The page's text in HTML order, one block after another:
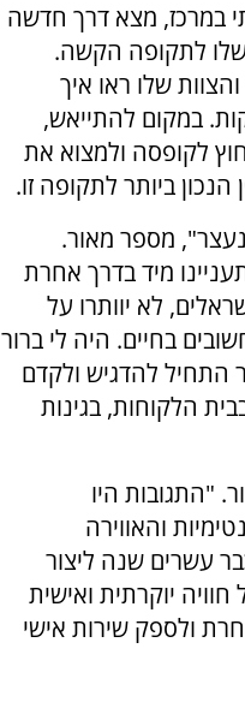
במרכז, מצא דרך חדשה
שלו לתקופה הקשה.
שלו ראו איך
במקום להתייאש,
לקופסה ולמצוא את
ביותר לתקופה זו.
מספר מאור.
מיד בדרך אחרת
לא יוותרו על
בחיים. היה לי ברור
התחיל להדגיש ולקדם
הלקוחות, בגינות
"התגובות היו
והאווירה
עשרים שנה ליצור
יוקרתית ואישית
ולספק שירות אישי